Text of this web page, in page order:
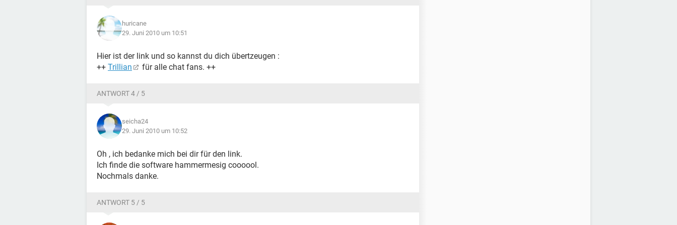
huricane
29. Juni 2010 um 10:51
Hier ist der link und so kannst du dich übertzeugen :
++ Trillian für alle chat fans. ++
ANTWORT 4 / 5
seicha24
29. Juni 2010 um 10:52
Oh , ich bedanke mich bei dir für den link.
Ich finde die software hammermesig coooool.
Nochmals danke.
ANTWORT 5 / 5